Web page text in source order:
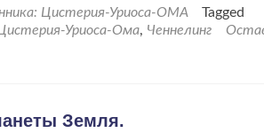
Цистерия-Уриоса-ОМА
Tagged
Уриоса-Ома, Ченнелинг
Земля.